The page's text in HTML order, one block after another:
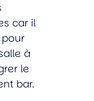
car il
à
le
bar.